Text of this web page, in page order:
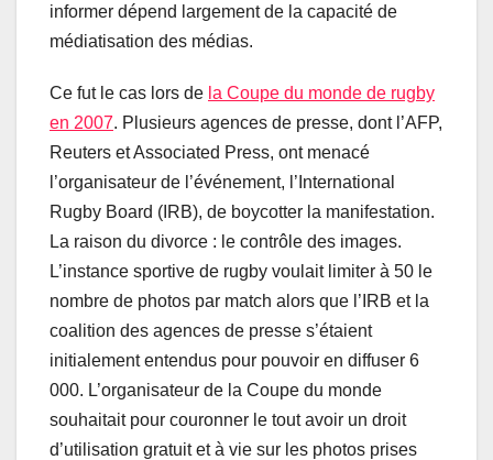
informer dépend largement de la capacité de
médiatisation des médias.
Ce fut le cas lors de la Coupe du monde de rugby
en 2007. Plusieurs agences de presse, dont l’AFP,
Reuters et Associated Press, ont menacé
l’organisateur de l’événement, l’International
Rugby Board (IRB), de boycotter la manifestation.
La raison du divorce : le contrôle des images.
L’instance sportive de rugby voulait limiter à 50 le
nombre de photos par match alors que l’IRB et la
coalition des agences de presse s’étaient
initialement entendus pour pouvoir en diffuser 6
000. L’organisateur de la Coupe du monde
souhaitait pour couronner le tout avoir un droit
d’utilisation gratuit et à vie sur les photos prises